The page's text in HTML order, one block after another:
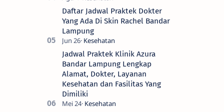
Daftar Jadwal Praktek Dokter
Yang Ada Di Skin Rachel Bandar
Lampung
Jadwal Praktek Klinik Azura
Bandar Lampung Lengkap
Alamat, Dokter, Layanan
Kesehatan dan Fasilitas Yang
Dimiliki